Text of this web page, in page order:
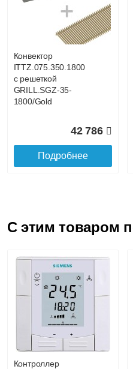
ITT.080.200.800 с
GRILL.SGA-20-800
21 017
Подробнее
решеткой
GRILL.SGA-20-
4200 natural
88 202
Подробнее
Конвектор
ITTZ.075.350.1800
с решеткой
GRILL.SGZ-35-
1800/Gold
42 786
Подробнее
Конвектор
ITT.080.200.1200 с
решеткой
GRILL.SGA-20-
1200 natural
C этим товаром
Контроллер